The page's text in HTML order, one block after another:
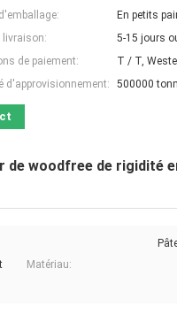
En petits
livraison:
5-15 jours
de paiement:
T / T,
d'approvisionnement:
500000
de woodfree de rigidité
Matériau: